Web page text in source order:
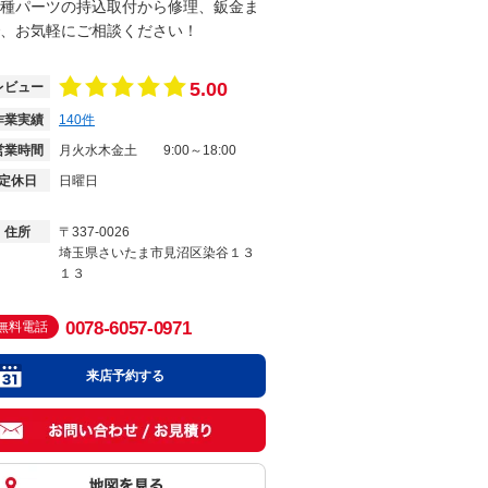
パーツの持込取付から修理、鈑金ま
お気軽にご相談ください！
ビュー 5.00
業実績 140件
業時間
月火水木金土
9:00～18:00
休日
日曜日
住所
〒337-0026
埼玉県さいたま市見沼区染谷１３
１３
料電話 0078-6057-0971
来店予約する